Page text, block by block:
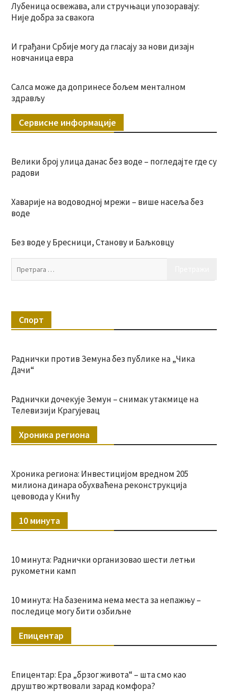
Лубеница освежава, али стручњаци упозоравају:
Није добра за свакога
И грађани Србије могу да гласају за нови дизајн
новчаница евра
Салса може да допринесе бољем менталном
здрављу
Сервисне информације
Велики број улица данас без воде – погледајте где су
радови
Хаварије на водоводној мрежи – више насеља без
воде
Без воде у Бресници, Станову и Баљковцу
Спорт
Раднички против Земуна без публике на „Чика
Дачи“
Раднички дочекује Земун – снимак утакмице на
Телевизији Крагујевац
Хроника региона
Хроника региона: Инвестицијом вредном 205
милиона динара обухваћена реконструкција
цевовода у Книћу
10 минута
10 минута: Раднички организовао шести летњи
рукометни камп
10 минута: На базенима нема места за непажњу –
последице могу бити озбиљне
Епицентар
Епицентар: Ера „брзог живота“ – шта смо као
друштво жртвовали зарад комфора?